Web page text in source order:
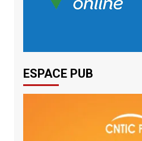
ESPACE PUB